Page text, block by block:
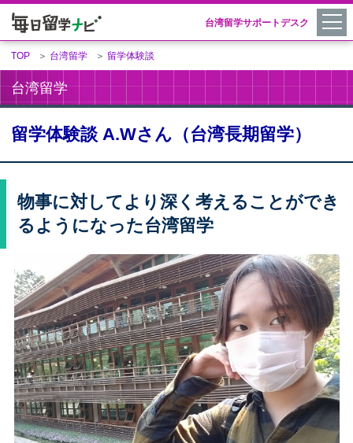
台湾留学サポートデスク
TOP ＞ 台湾留学 ＞ 留学体験談
台湾留学
留学体験談 A.Wさん（台湾長期留学）
物事に対してより深く考えることができ
るようになった台湾留学